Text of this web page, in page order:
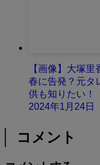
【画像】大塚
春に告発？元タ
供も知りたい！
2024年1月24日
コメント